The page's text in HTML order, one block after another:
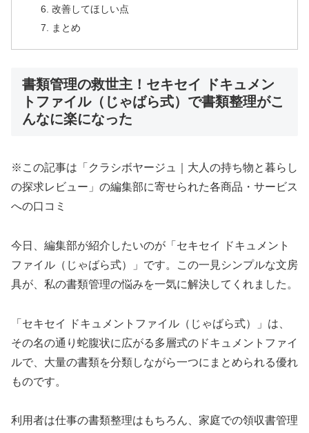
改善してほしい点
まとめ
書類管理の救世主！セキセイ ドキュメン
トファイル（じゃばら式）で書類整理がこ
んなに楽になった
※この記事は「クラシボヤージュ｜大人の持ち物と暮らし
の探求レビュー」の編集部に寄せられた各商品・サービス
への口コミ
今日、編集部が紹介したいのが「セキセイ ドキュメント
ファイル（じゃばら式）」です。この一見シンプルな文房
具が、私の書類管理の悩みを一気に解決してくれました。
「セキセイ ドキュメントファイル（じゃばら式）」は、
その名の通り蛇腹状に広がる多層式のドキュメントファイ
ルで、大量の書類を分類しながら一つにまとめられる優れ
ものです。
利用者は仕事の書類整理はもちろん、家庭での領収書管理